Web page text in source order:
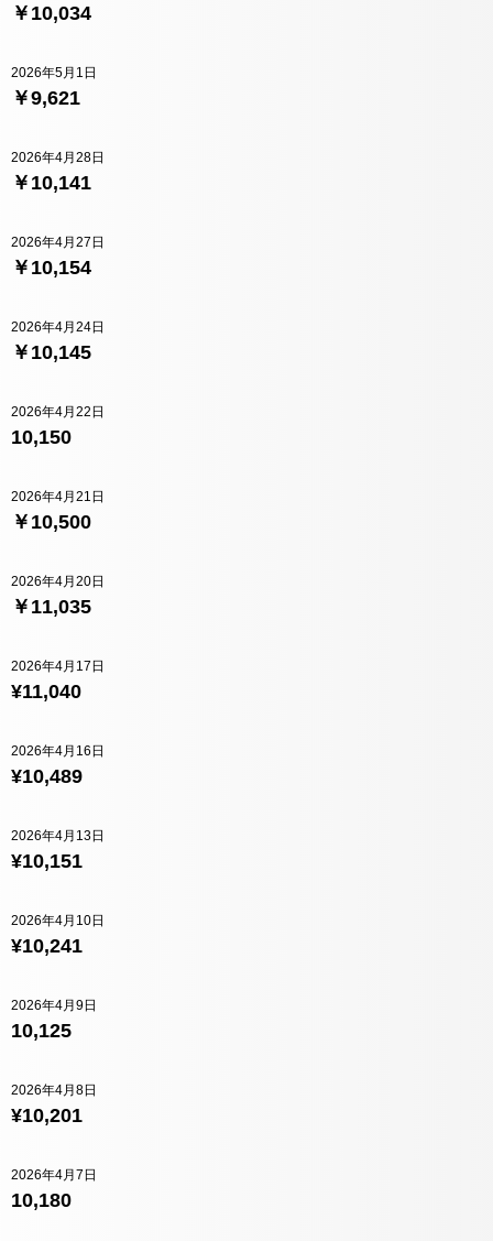
￥10,034
￥9,621
2026年5月1日
￥10,141
2026年4月28日
￥10,154
2026年4月27日
￥10,145
2026年4月24日
10,150
2026年4月22日
￥10,500
2026年4月21日
￥11,035
2026年4月20日
¥11,040
2026年4月17日
¥10,489
2026年4月16日
¥10,151
2026年4月13日
¥10,241
2026年4月10日
10,125
2026年4月9日
¥10,201
2026年4月8日
10,180
2026年4月7日